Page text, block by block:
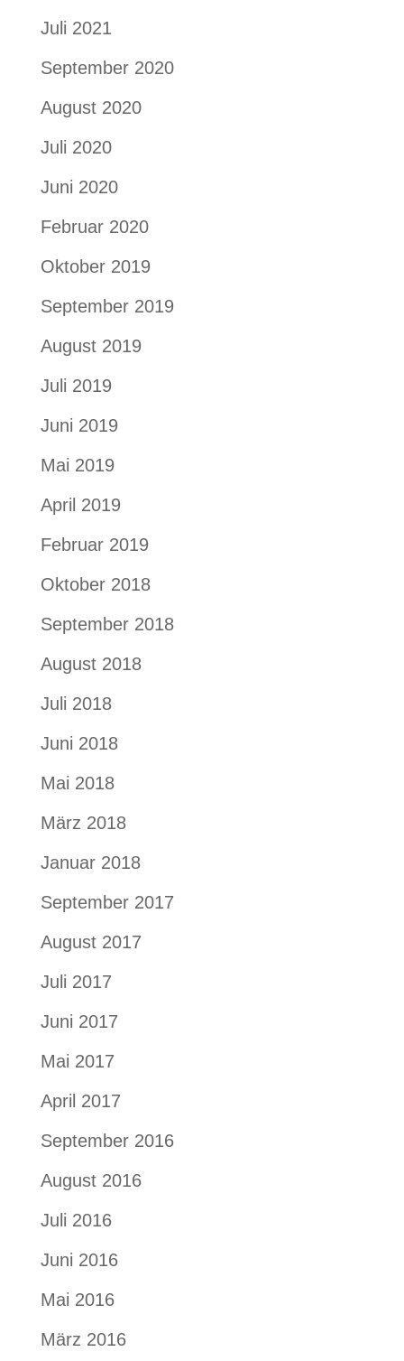
Juli 2021
September 2020
August 2020
Juli 2020
Juni 2020
Februar 2020
Oktober 2019
September 2019
August 2019
Juli 2019
Juni 2019
Mai 2019
April 2019
Februar 2019
Oktober 2018
September 2018
August 2018
Juli 2018
Juni 2018
Mai 2018
März 2018
Januar 2018
September 2017
August 2017
Juli 2017
Juni 2017
Mai 2017
April 2017
September 2016
August 2016
Juli 2016
Juni 2016
Mai 2016
März 2016